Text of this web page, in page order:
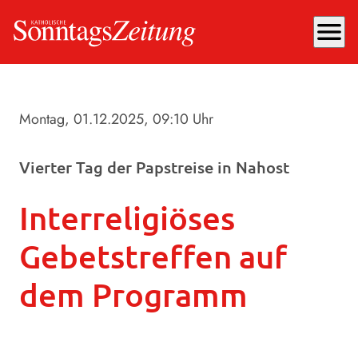
menu
Montag, 01.12.2025, 09:10 Uhr
Vierter Tag der Papstreise in Nahost
Interreligiöses
Gebetstreffen auf
dem Programm